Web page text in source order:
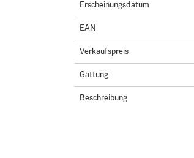
Erscheinungsdatum
EAN
Verkaufspreis
Gattung
Beschreibung